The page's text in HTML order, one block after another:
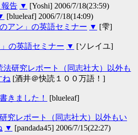
報告 ▼ [Yoshi] 2006/7/18(23:59)
[blueleaf] 2006/7/18(14:09)
アン」の英語セミナー ▼ [雫]
」の英語セミナー ▼ [ソレイユ]
法研究レポート（同志社大）以外も
ね [酒井＠快読１００万語！]
きました！
[blueleaf]
究レポート（同志社大）以外もい
▼ [pandada45] 2006/7/15(22:27)